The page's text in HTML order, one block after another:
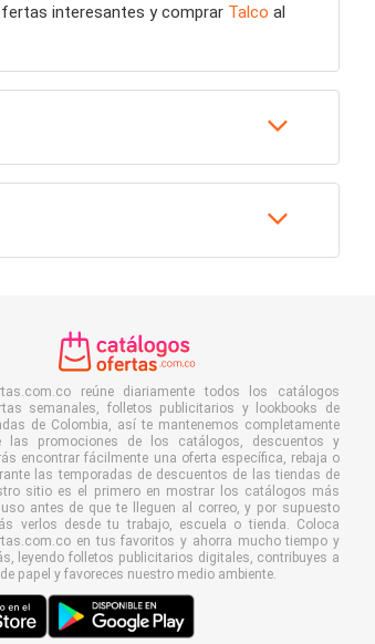
interesantes y comprar Talco al
reúne diariamente todos los catálogos
semanales, folletos publicitarios y lookbooks de
de Colombia, así te mantenemos completamente
las promociones de los catálogos, descuentos y
encontrar fácilmente una oferta específica, rebaja o
las temporadas de descuentos de las tiendas de
sitio es el primero en mostrar los catálogos más
antes de que te lleguen al correo, y por supuesto
verlos desde tu trabajo, escuela o tienda. Coloca
en tus favoritos y ahorra mucho tiempo y
leyendo folletos publicitarios digitales, contribuyes a
papel y favoreces nuestro medio ambiente.